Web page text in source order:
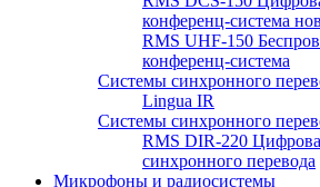
конференц-система
RMS UHF-150
конференц-система
Системы синхронного
Lingua IR
Системы синхронного
RMS DIR-220
синхронного перевода
Микрофоны и радиосистемы